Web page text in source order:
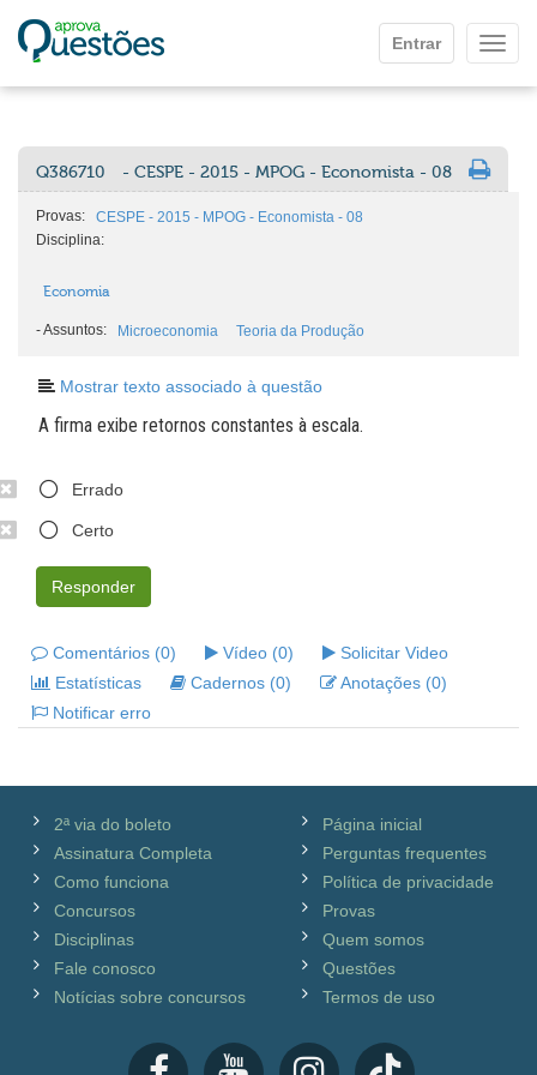
Entrar
Q386710 - CESPE - 2015 - MPOG - Economista - 08
Provas:
CESPE - 2015 - MPOG - Economista - 08
Disciplina:
Economia
-Assuntos: Microeconomia Teoria da Produção
Mostrar texto associado à questão
A firma exibe retornos constantes à escala.
Errado
Certo
Responder
Comentários (0) Vídeo (0)
Solicitar Video
Estatísticas
Cadernos (0)
Anotações (0)
Notificar erro
2ª via do boleto
Assinatura Completa
Como funciona
Concursos
Disciplinas
Fale conosco
Notícias sobre concursos
Página inicial
Perguntas frequentes
Política de privacidade
Provas
Quem somos
Questões
Termos de uso